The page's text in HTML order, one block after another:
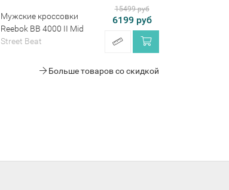
Мужские кроссовки
Reebok BB 4000 II Mid
Street Beat
15499 руб
6199 руб
Больше товаров со скидкой